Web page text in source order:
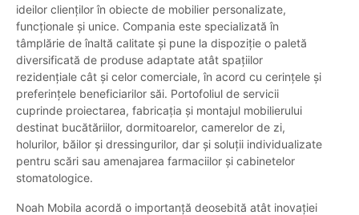
ideilor clienților în obiecte de mobilier personalizate,
funcționale și unice. Compania este specializată în
tâmplărie de înaltă calitate și pune la dispoziție o paletă
diversificată de produse adaptate atât spațiilor
rezidențiale cât și celor comerciale, în acord cu cerințele și
preferințele beneficiarilor săi. Portofoliul de servicii
cuprinde proiectarea, fabricația și montajul mobilierului
destinat bucătăriilor, dormitoarelor, camerelor de zi,
holurilor, băilor și dressingurilor, dar și soluții individualizate
pentru scări sau amenajarea farmaciilor și cabinetelor
stomatologice.
Noah Mobila acordă o importanță deosebită atât inovației